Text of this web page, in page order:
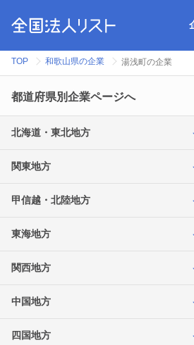
TOP 和歌山県の企業 湯浅町の企業
都道府県別企業ページへ
北海道・東北地方
関東地方
甲信越・北陸地方
東海地方
関西地方
中国地方
四国地方